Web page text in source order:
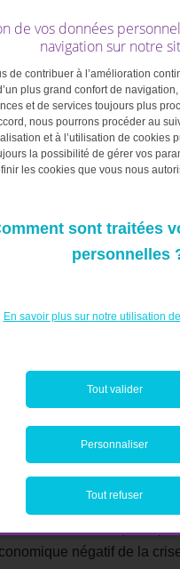
retrouvent leur appétit et
Leur efficacité dans la
va jouer un rôle
a mis en place le plan de
par le Congrès,
collective le plus
étant
dans
a déclaré que le Japon
« le plus audacieux
négatif de la
de vos données
navigation sur notre
de contribuer à l’amélioration
plus grand confort de
et de services toujours plus
nous pourrons procéder au
et à l’utilisation de cookies
la possibilité de gérer vos
les cookies que vous nous
sont traitées
personnelles
En savoir plus sur notre utilisation
Tout valider
Personnaliser
Tout refuser